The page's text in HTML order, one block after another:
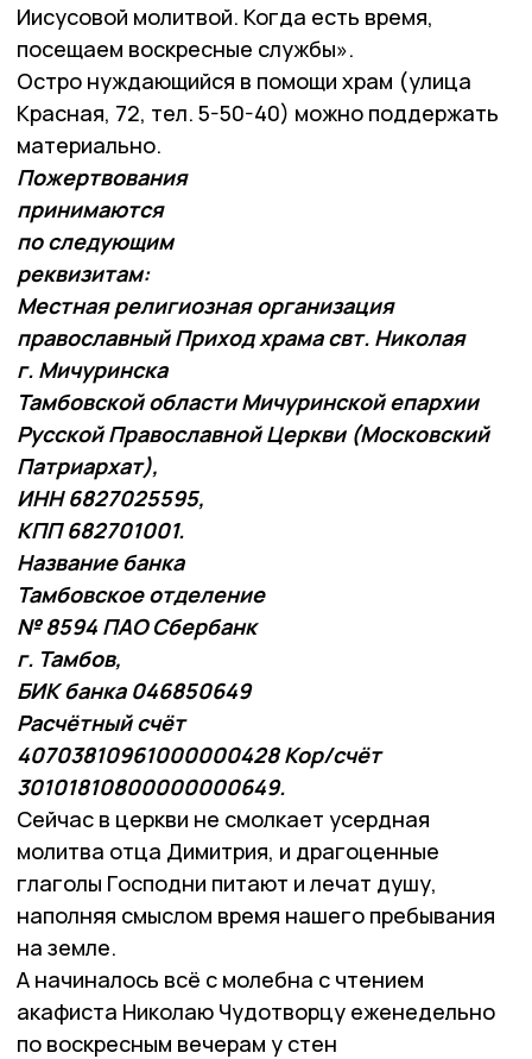
Иисусовой молитвой. Когда есть время,
посещаем воскресные службы».
Остро нуждающийся в помощи храм (улица
Красная, 72, тел. 5-50-40) можно поддержать
материально.
Пожертвования
принимаются
по следующим
реквизитам:
Местная религиозная организация
православный Приходхрама свт. Николая
г. Мичуринска
Тамбовской области Мичуринской епархии
Русской Православной Церкви (Московский
Патриархат),
ИНН 6827025595,
КПП 682701001.
Название банка
Тамбовское отделение
№ 8594 ПАО Сбербанк
г. Тамбов,
БИК банка 046850649
Расчётный счёт
40703810961000000428 Кор/счёт
30101810800000000649.
Сейчас в церкви не смолкает усердная
молитва отца Димитрия, и драгоценные
глаголы Господни питают и лечат душу,
наполняя смыслом время нашего пребывания
на земле.
А начиналось всё с молебна с чтением
акафиста Николаю Чудотворцу еженедельно
по воскресным вечерам у стен